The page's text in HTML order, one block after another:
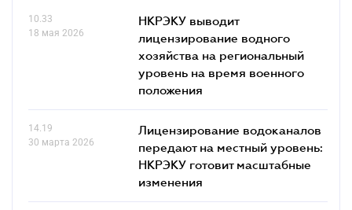
10.33
18 мая 2026
НКРЭКУ выводит
лицензирование водного
хозяйства на региональный
уровень на время военного
положения
14.19
30 марта 2026
Лицензирование водоканалов
передают на местный уровень:
НКРЭКУ готовит масштабные
изменения